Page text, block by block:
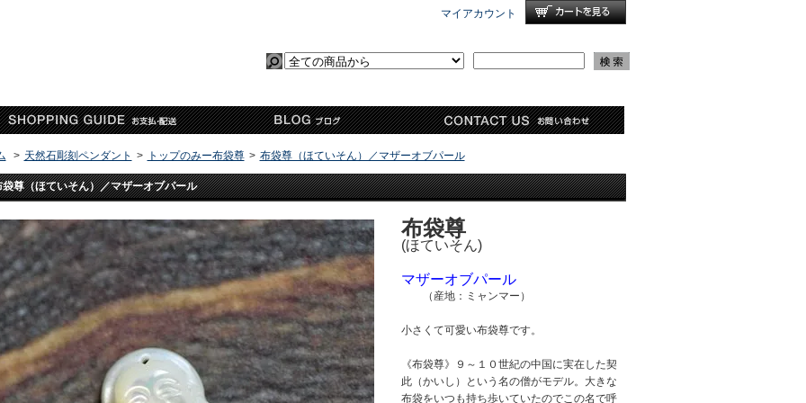
マイアカウント
> 天然石彫刻ペンダント > トップのみー布袋尊 > 布袋尊（ほていそん）／マザーオブパール
袋尊（ほていそん）／マザーオブパール
布袋尊
(ほていそん)
マザーオブパール
（産地：ミャンマー）
小さくて可愛い布袋尊です。
《布袋尊》９～１０世紀の中国に実在した契
此（かいし）という名の僧がモデル。大きな
布袋をいつも持ち歩いていたのでこの名で呼